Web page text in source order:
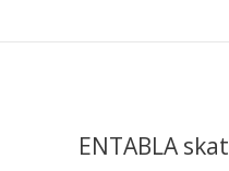
ENTABLA